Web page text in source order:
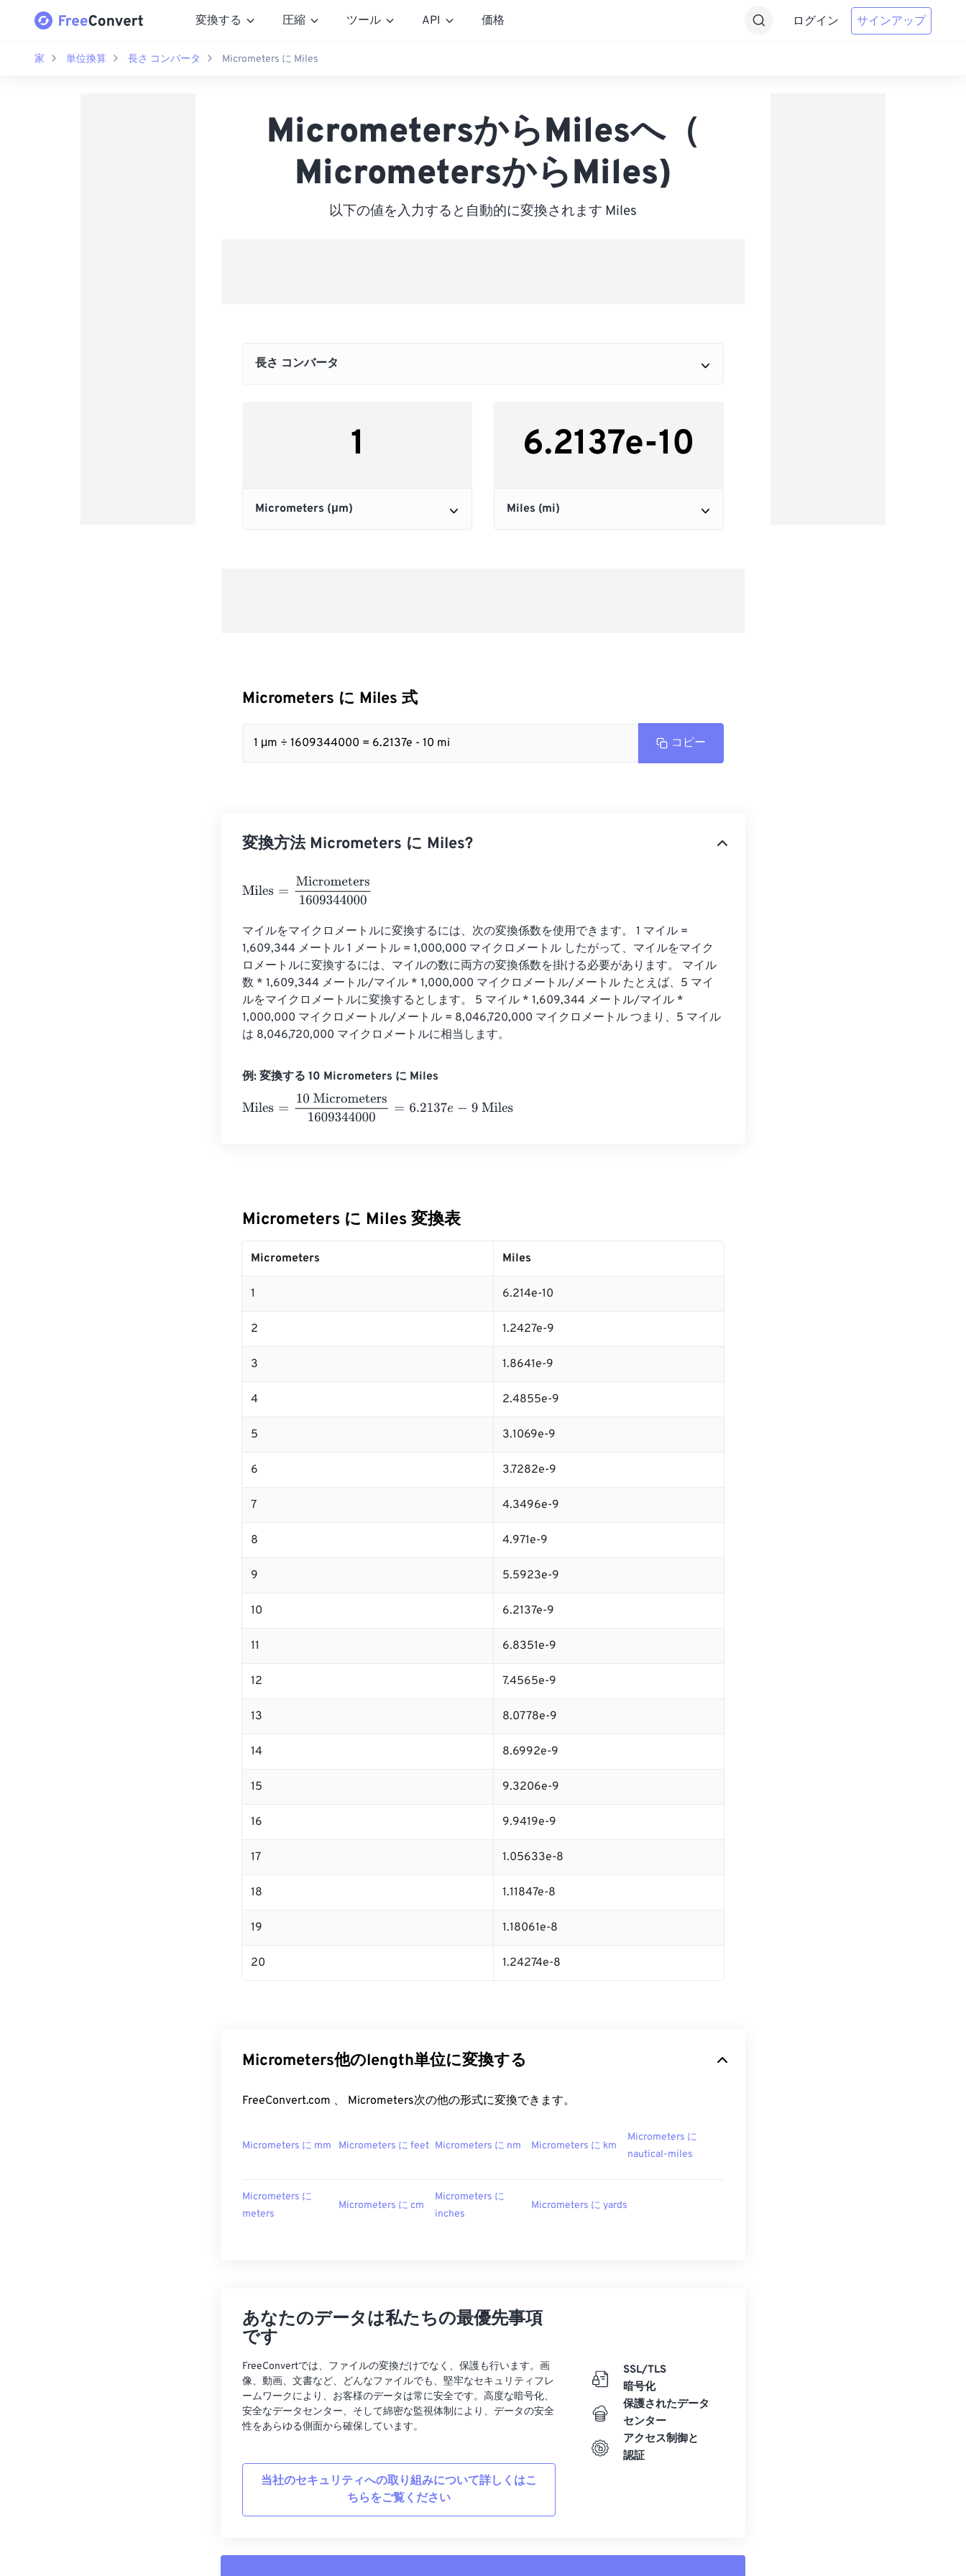
変換する 圧縮 ツール API 価格 ログイン サインアップ
家 単位換算 長さ コンバータ Micrometers に Miles
MicrometersからMilesへ（
MicrometersからMiles)
以下の値を入力すると自動的に変換されます Miles
Micrometers に Miles 式
1 μm ÷ 1609344000 = 6.2137e - 10 mi コピー
変換方法 Micrometers に Miles?
Miles Micrometers1609344000
マイルをマイクロメートルに変換するには、次の変換係数を使用できます。 1 マイル =
1,609,344 メートル 1 メートル = 1,000,000 マイクロメートル したがって、マイルをマイク
ロメートルに変換するには、マイルの数に両方の変換係数を掛ける必要があります。 マイル
数 * 1,609,344 メートル/マイル * 1,000,000 マイクロメートル/メートル たとえば、5 マイ
ルをマイクロメートルに変換するとします。 5 マイル * 1,609,344 メートル/マイル *
1,000,000 マイクロメートル/メートル = 8,046,720,000 マイクロメートル つまり、5 マイル
は 8,046,720,000 マイクロメートルに相当します。
例: 変換する 10 Micrometers に Miles
Miles
10 Micrometers1609344000= 6.2137 e- 9 Miles
Micrometers に Miles 変換表
Micrometers Miles
1 6.214e-10
2 1.2427e-9
3 1.8641e-9
4 2.4855e-9
5 3.1069e-9
6 3.7282e-9
7 4.3496e-9
8 4.971e-9
9 5.5923e-9
10 6.2137e-9
11 6.8351e-9
12 7.4565e-9
13 8.0778e-9
14 8.6992e-9
15 9.3206e-9
16 9.9419e-9
17 1.05633e-8
18 1.11847e-8
19 1.18061e-8
20 1.24274e-8
Micrometers他のlength単位に変換する
FreeConvert.com 、 Micrometers次の他の形式に変換できます。
Micrometers に mm Micrometers に feet Micrometers に nm Micrometers に km
Micrometers に
nautical-miles
Micrometers に
meters
Micrometers に cm
Micrometers に
inches
Micrometers に yards
あなたのデータは私たちの最優先事項
です
FreeConvertでは、ファイルの変換だけでなく、保護も行います。画
像、動画、文書など、どんなファイルでも、堅牢なセキュリティフレ
ームワークにより、お客様のデータは常に安全です。高度な暗号化、
安全なデータセンター、そして綿密な監視体制により、データの安全
性をあらゆる側面から確保しています。
当社のセキュリティへの取り組みについて詳しくはこ
ちらをご覧ください
SSL/TLS
暗号化
保護されたデータ
センター
アクセス制御と
認証